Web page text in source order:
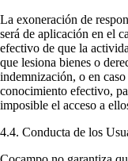
La exoneración de
será de aplicación en el
efectivo de que la
que lesiona bienes o
indemnización, o en
conocimiento efectivo,
imposible el acceso a
4.4. Conducta de los